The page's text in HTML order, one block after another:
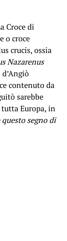
Croce di
o croce
crucis, ossia
Nazarenus
contenuto da
sarebbe
Europa, in
segno di